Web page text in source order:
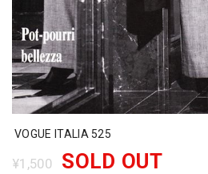
VOGUE ITALIA 525
¥1,500 SOLD OUT